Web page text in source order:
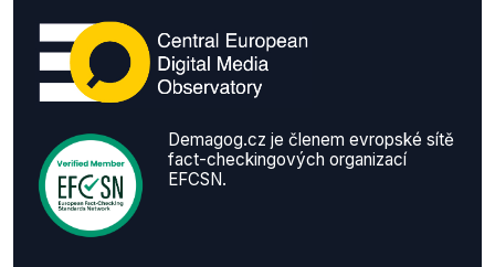
Demagog.cz je členem evropské sítě
fact-checkingových organizací
EFCSN.